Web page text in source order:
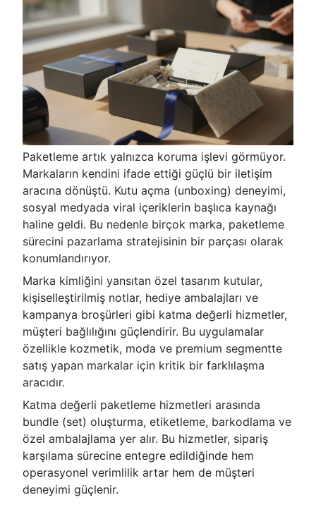
Paketleme artık yalnızca koruma işlevi görmüyor.
Markaların kendini ifade ettiği güçlü bir iletişim
aracına dönüştü. Kutu açma (unboxing) deneyimi,
sosyal medyada viral içeriklerin başlıca kaynağı
haline geldi. Bu nedenle birçok marka, paketleme
sürecini pazarlama stratejisinin bir parçası olarak
konumlandırıyor.
Marka kimliğini yansıtan özel tasarım kutular,
kişiselleştirilmiş notlar, hediye ambalajları ve
kampanya broşürleri gibi katma değerli hizmetler,
müşteri bağlılığını güçlendirir. Bu uygulamalar
özellikle kozmetik, moda ve premium segmentte
satış yapan markalar için kritik bir farklılaşma
aracıdır.
Katma değerli paketleme hizmetleri arasında
bundle (set) oluşturma, etiketleme, barkodlama ve
özel ambalajlama yer alır. Bu hizmetler, sipariş
karşılama sürecine entegre edildiğinde hem
operasyonel verimlilik artar hem de müşteri
deneyimi güçlenir.